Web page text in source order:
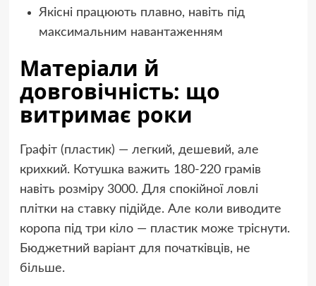
Якісні працюють плавно, навіть під
максимальним навантаженням
Матеріали й
довговічність: що
витримає роки
Графіт (пластик) — легкий, дешевий, але
крихкий. Котушка важить 180-220 грамів
навіть розміру 3000. Для спокійної ловлі
плітки на ставку підійде. Але коли виводите
коропа під три кіло — пластик може тріснути.
Бюджетний варіант для початківців, не
більше.